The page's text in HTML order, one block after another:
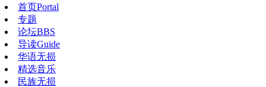
首页Portal
专题
论坛BBS
导读Guide
华语无损
精选音乐
民族无损